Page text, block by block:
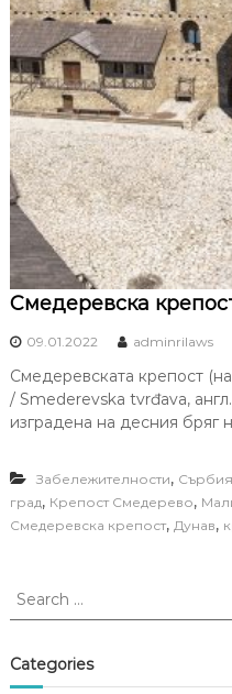
Смедеревска
09.01.2022 adminrilaws
Смедеревската крепост
/ Smederevska tvrđava,
изградена на десния бряг
Забележителности, Сърбия
град, Крепост Смедерево,
Смедеревска крепост, Дунав,
S
r
c
Categories